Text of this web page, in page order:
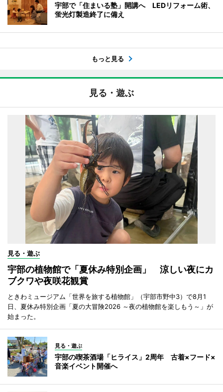
宇部で「住まいる塾」開講へ LEDリフォーム術、
蛍光灯製造終了に備え
もっと見る
見る・遊ぶ
見る・遊ぶ
宇部の植物館で「夏休み特別企画」 涼しい夜にカ
ブクワや夜咲花観賞
ときわミュージアム「世界を旅する植物館」（宇部市野中3）で8月1
日、夏休み特別企画「夏の大冒険2026 ～夜の植物館を楽しもう～」が
始まった。
見る・遊ぶ
宇部の喫茶酒場「ヒライス」2周年 古着×フード×
音楽イベント開催へ